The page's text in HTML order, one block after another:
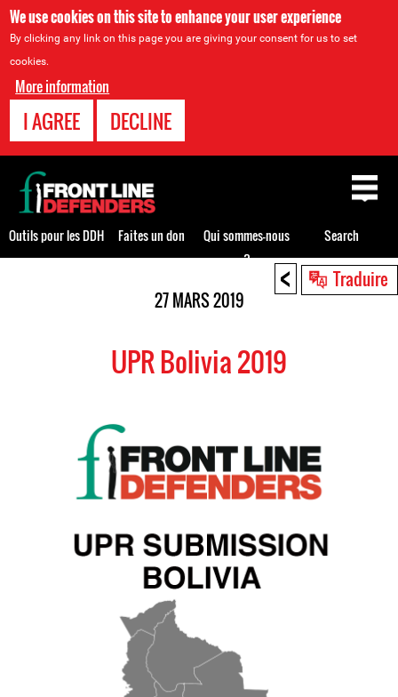
We use cookies on this site to enhance your user experience
By clicking any link on this page you are giving your consent for us to set
cookies.
More information
I AGREE DECLINE
< Traduire
27 MARS 2019
UPR Bolivia 2019
Back
to
top
Outils pour les DDH Faites un don
Qui sommes-nous
?
Search